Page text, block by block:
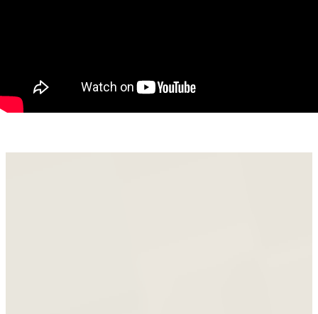
fosă septică
pârâu unde se poate pescui, iar zona este extrem de